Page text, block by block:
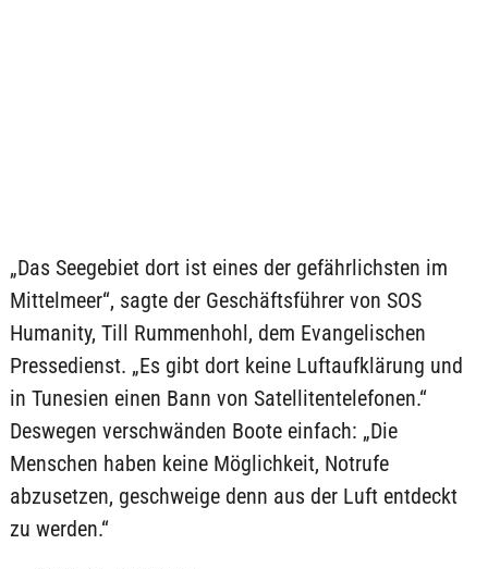
„Das Seegebiet dort ist eines der gefährlichsten im
Mittelmeer“, sagte der Geschäftsführer von SOS
Humanity, Till Rummenhohl, dem Evangelischen
Pressedienst. „Es gibt dort keine Luftaufklärung und
in Tunesien einen Bann von Satellitentelefonen.“
Deswegen verschwänden Boote einfach: „Die
Menschen haben keine Möglichkeit, Notrufe
abzusetzen, geschweige denn aus der Luft entdeckt
zu werden.“